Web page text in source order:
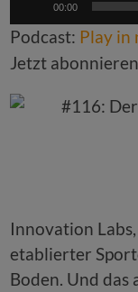
Player
00:00
Podcast: Play in
Jetzt
Innovation
etablierter
Boden. Und das